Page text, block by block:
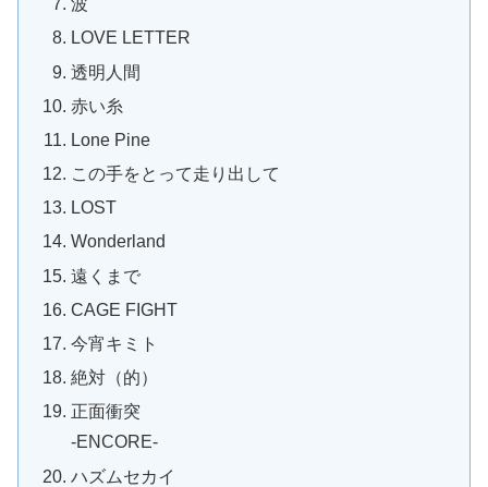
波
LOVE LETTER
透明人間
赤い糸
Lone Pine
この手をとって走り出して
LOST
Wonderland
遠くまで
CAGE FIGHT
今宵キミト
絶対（的）
正面衝突
-ENCORE-
ハズムセカイ